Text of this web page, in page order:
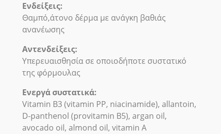
Ενδείξεις:
Θαμπό,άτονο δέρμα με ανάγκη βαθιάς
ανανέωσης
Αντενδείξεις:
Υπερευαισθησία σε οποιοδήποτε συστατικό
της φόρμουλας
Ενεργά συστατικά:
Vitamin B3 (vitamin PP, niacinamide), allantoin,
D-panthenol (provitamin B5), argan oil,
avocado oil, almond oil, vitamin A